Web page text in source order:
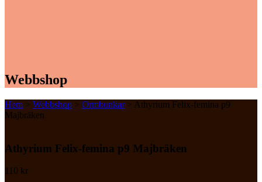
Webbshop
Hem > Webbshop > Ormbunkar> Athyrium Felix-femina p9
Majbräken
Athyrium Felix-femina p9 Majbräken
110 kr